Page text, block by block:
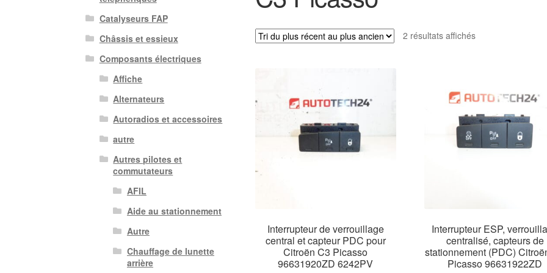
2 résultats affichésTrié
plus
ancien
Interrupteur de verrouillage
central et capteur PDC pour
Citroën C3 Picasso
96631920ZD 6242PV
Interrupteur ESP,
centralisé, capteurs de
stationnement (PDC)
Picasso 96631922ZD
Catalyseurs FAP
Châssis et essieux
Composants électriques
Affiche
Alternateurs
Autoradios et accessoires
autre
Autres pilotes et
commutateurs
AFIL
Aide au stationnement
Autre
Chauffage de lunette
arrière